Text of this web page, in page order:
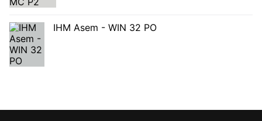
IHM Asem - WIN 32 PO